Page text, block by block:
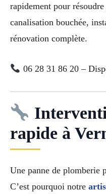
rapidement pour
canalisation bouchée,
rénovation complète.
06 28 31 86 20 –
rapide à
Une panne de plomberie
C’est pourquoi notre